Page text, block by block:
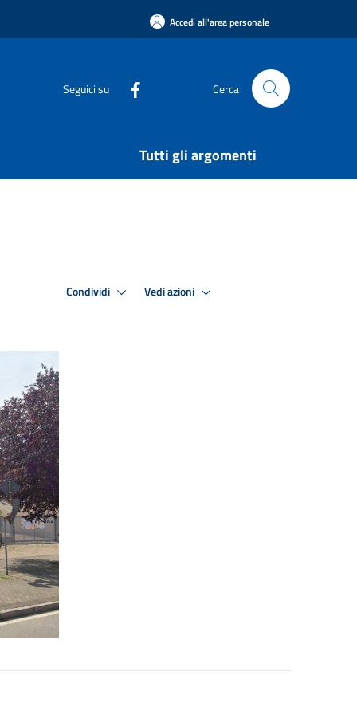
Accedi all'area personale
Seguici su Cerca
Tutti gli argomenti
Condividi Vedi azioni